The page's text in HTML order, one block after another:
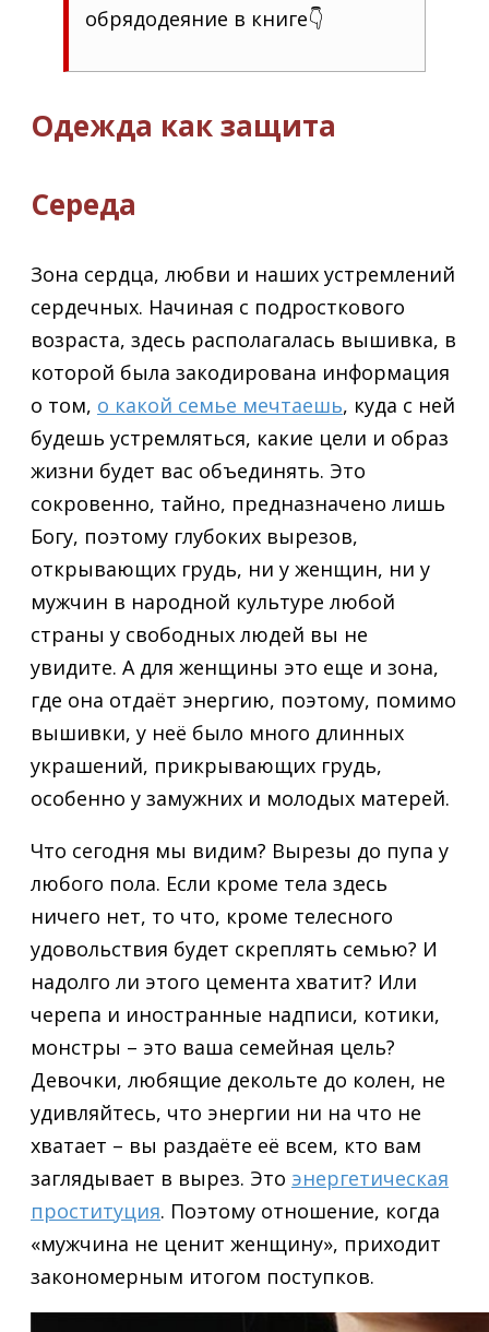
обрядодеяние в книге👇
Одежда как защита
Середа
Зона сердца, любви и наших устремлений
сердечных. Начиная с подросткового
возраста, здесь располагалась вышивка, в
которой была закодирована информация
о том, о какой семье мечтаешь, куда с ней
будешь устремляться, какие цели и образ
жизни будет вас объединять. Это
сокровенно, тайно, предназначено лишь
Богу, поэтому глубоких вырезов,
открывающих грудь, ни у женщин, ни у
мужчин в народной культуре любой
страны у свободных людей вы не
увидите. А для женщины это еще и зона,
где она отдаёт энергию, поэтому, помимо
вышивки, у неё было много длинных
украшений, прикрывающих грудь,
особенно у замужних и молодых матерей.
Что сегодня мы видим? Вырезы до пупа у
любого пола. Если кроме тела здесь
ничего нет, то что, кроме телесного
удовольствия будет скреплять семью? И
надолго ли этого цемента хватит? Или
черепа и иностранные надписи, котики,
монстры – это ваша семейная цель?
Девочки, любящие декольте до колен, не
удивляйтесь, что энергии ни на что не
хватает – вы раздаёте её всем, кто вам
заглядывает в вырез. Это энергетическая
проституция. Поэтому отношение, когда
«мужчина не ценит женщину», приходит
закономерным итогом поступков.